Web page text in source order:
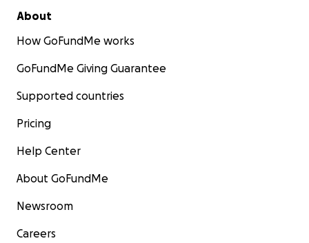
About
How GoFundMe works
GoFundMe Giving Guarantee
Supported countries
Pricing
Help Center
About GoFundMe
Newsroom
Careers